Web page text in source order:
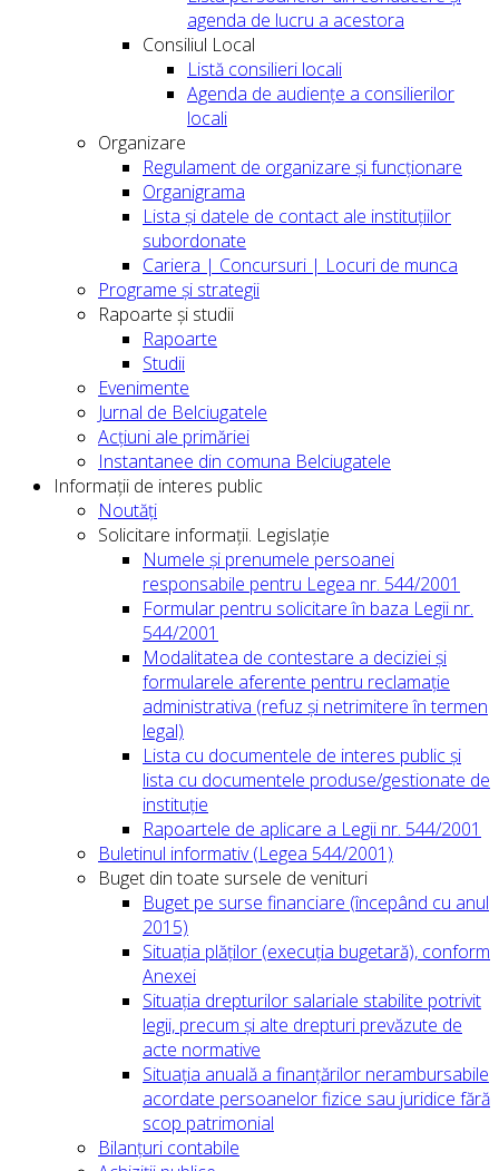
agenda de lucru a acestora
Consiliul Local
Listă consilieri locali
Agenda de audiențe a consilierilor
locali
Organizare
Regulament de organizare și funcționare
Organigrama
Lista și datele de contact ale instituțiilor
subordonate
Cariera | Concursuri | Locuri de munca
Programe și strategii
Rapoarte și studii
Rapoarte
Studii
Evenimente
Jurnal de Belciugatele
Acțiuni ale primăriei
Instantanee din comuna Belciugatele
Informații de interes public
Noutăți
Solicitare informații. Legislație
Numele și prenumele persoanei
responsabile pentru Legea nr. 544/2001
Formular pentru solicitare în baza Legii nr.
544/2001
Modalitatea de contestare a deciziei și
formularele aferente pentru reclamație
administrativa (refuz și netrimitere în termen
legal)
Lista cu documentele de interes public și
lista cu documentele produse/gestionate de
instituție
Rapoartele de aplicare a Legii nr. 544/2001
Buletinul informativ (Legea 544/2001)
Buget din toate sursele de venituri
Buget pe surse financiare (începând cu anul
2015)
Situația plăților (execuția bugetară), conform
Anexei
Situația drepturilor salariale stabilite potrivit
legii, precum și alte drepturi prevăzute de
acte normative
Situația anuală a finanțărilor nerambursabile
acordate persoanelor fizice sau juridice fără
scop patrimonial
Bilanțuri contabile